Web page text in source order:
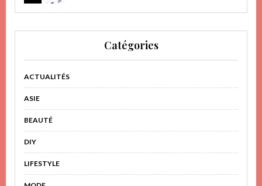
Catégories
ACTUALITÉS
ASIE
BEAUTÉ
DIY
LIFESTYLE